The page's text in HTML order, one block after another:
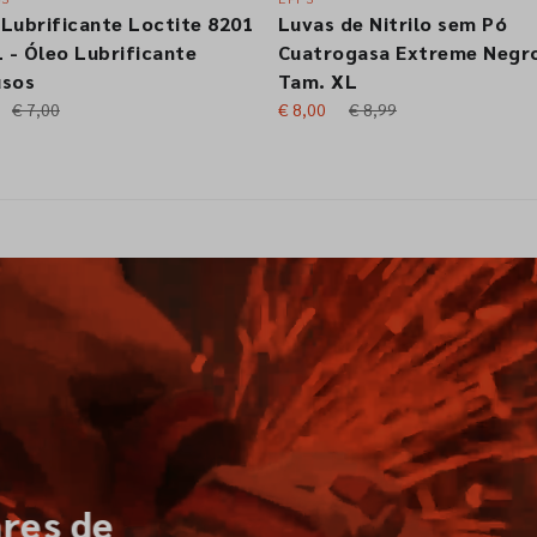
de Nitrilo sem Pó
Extreme Negro
XL
€ 8,99
Paquímetro Digital
€ 37,49 € 43,17